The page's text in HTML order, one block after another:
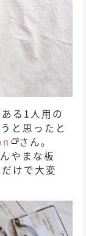
る1人用の
と思ったと
さん。
やまな板
けで大変